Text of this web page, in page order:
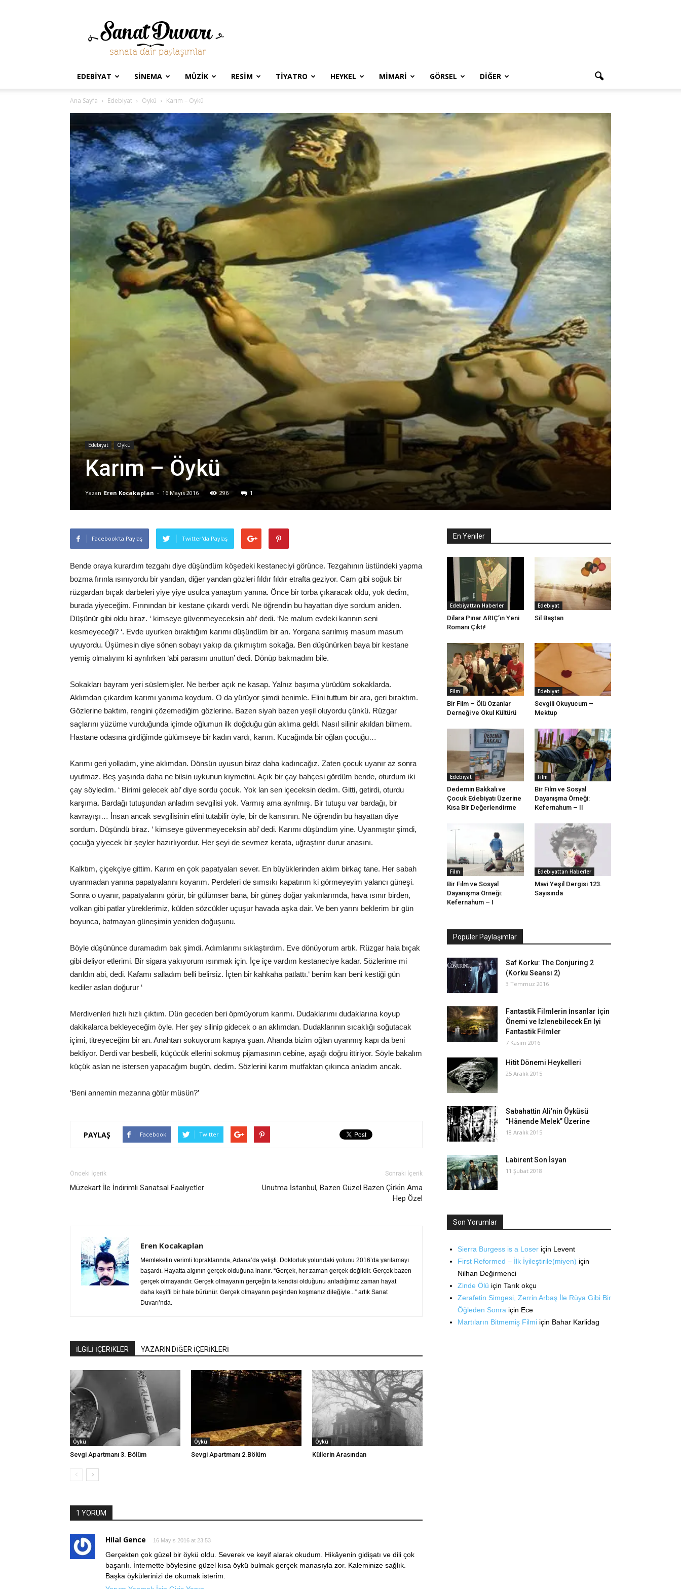
Sanat
Duvarı
EDEBIYAT SINEMA MÜZIK RESIM TIYATRO HEYKEL MIMARI GÖRSEL DIĞER
Ana Sayfa Edebiyat Öykü Karım – Öykü
Edebiyat Öykü
Karım – Öykü
Yazan Eren Kocakaplan - 16 Mayıs 2016 296 1
Facebook'ta Paylaş Twitter'da Paylaş
Bende oraya kurardım tezgahı diye düşündüm köşedeki kestaneciyi görünce. Tezgahının üstündeki yapma
bozma fırınla ısınıyordu bir yandan, diğer yandan gözleri fıldır fıldır etrafta geziyor. Cam gibi soğuk bir
rüzgardan bıçak darbeleri yiye yiye usulca yanaştım yanına. Önce bir torba çıkaracak oldu, yok dedim,
burada yiyeceğim. Fırınından bir kestane çıkardı verdi. Ne öğrendin bu hayattan diye sordum aniden.
Düşünür gibi oldu biraz. ‘ kimseye güvenmeyeceksin abi‘ dedi. ‘Ne malum evdeki karının seni
kesmeyeceği? ‘. Evde uyurken bıraktığım karımı düşündüm bir an. Yorgana sarılmış masum masum
uyuyordu. Üşümesin diye sönen sobayı yakıp da çıkmıştım sokağa. Ben düşünürken baya bir kestane
yemiş olmalıyım ki ayrılırken ‘abi parasını unuttun’ dedi. Dönüp bakmadım bile.
Sokakları bayram yeri süslemişler. Ne berber açık ne kasap. Yalnız başıma yürüdüm sokaklarda.
Aklımdan çıkardım karımı yanıma koydum. O da yürüyor şimdi benimle. Elini tuttum bir ara, geri bıraktım.
Gözlerine baktım, rengini çözemediğim gözlerine. Bazen siyah bazen yeşil oluyordu çünkü. Rüzgar
saçlarını yüzüme vurduğunda içimde oğlumun ilk doğduğu gün aklıma geldi. Nasıl silinir akıldan bilmem.
Hastane odasına girdiğimde gülümseye bir kadın vardı, karım. Kucağında bir oğlan çocuğu…
Karımı geri yolladım, yine aklımdan. Dönsün uyusun biraz daha kadıncağız. Zaten çocuk uyanır az sonra
uyutmaz. Beş yaşında daha ne bilsin uykunun kıymetini. Açık bir çay bahçesi gördüm bende, oturdum iki
çay söyledim. ‘ Birimi gelecek abi’ diye sordu çocuk. Yok lan sen içeceksin dedim. Gitti, getirdi, oturdu
karşıma. Bardağı tutuşundan anladım sevgilisi yok. Varmış ama ayrılmış. Bir tutuşu var bardağı, bir
kavrayışı… İnsan ancak sevgilisinin elini tutabilir öyle, bir de karısının. Ne öğrendin bu hayattan diye
sordum. Düşündü biraz. ‘ kimseye güvenmeyeceksin abi’ dedi. Karımı düşündüm yine. Uyanmıştır şimdi,
çocuğa yiyecek bir şeyler hazırlıyordur. Her şeyi de sevmez kerata, uğraştırır durur anasını.
Kalktım, çiçekçiye gittim. Karım en çok papatyaları sever. En büyüklerinden aldım birkaç tane. Her sabah
uyanmadan yanına papatyalarını koyarım. Perdeleri de sımsıkı kapatırım ki görmeyeyim yalancı güneşi.
Sonra o uyanır, papatyalarını görür, bir gülümser bana, bir güneş doğar yakınlarımda, hava ısınır birden,
volkan gibi patlar yüreklerimiz, külden sözcükler uçuşur havada aşka dair. Ve ben yarını beklerim bir gün
boyunca, batmayan güneşimin yeniden doğuşunu.
Böyle düşününce duramadım bak şimdi. Adımlarımı sıklaştırdım. Eve dönüyorum artık. Rüzgar hala bıçak
gibi deliyor etlerimi. Bir sigara yakıyorum ısınmak için. İçe içe vardım kestaneciye kadar. Sözlerime mi
darıldın abi, dedi. Kafamı salladım belli belirsiz. İçten bir kahkaha patlattı.‘ benim karı beni kestiği gün
kediler aslan doğurur ‘
Merdivenleri hızlı hızlı çıktım. Dün geceden beri öpmüyorum karımı. Dudaklarımı dudaklarına koyup
dakikalarca bekleyeceğim öyle. Her şey silinip gidecek o an aklımdan. Dudaklarının sıcaklığı soğutacak
içimi, titreyeceğim bir an. Anahtarı sokuyorum kapıya şuan. Ahanda bizim oğlan uyanmış kapı da beni
bekliyor. Derdi var besbelli, küçücük ellerini sokmuş pijamasının cebine, aşağı doğru ittiriyor. Söyle bakalım
küçük aslan ne istersen yapacağım bugün, dedim. Sözlerini karım mutfaktan çıkınca anladım ancak.
‘Beni annemin mezarına götür müsün?’
PAYLAŞ Facebook Twitter
Önceki İçerik
Müzekart İle İndirimli Sanatsal Faaliyetler
Sonraki İçerik
Unutma İstanbul, Bazen Güzel Bazen Çı̇rkı̇n Ama
Hep Özel
Eren Kocakaplan
Memleketin verimli topraklarında, Adana’da yetişti. Doktorluk yolundaki yolunu 2016’da yarılamayı
başardı. Hayatta algının gerçek olduğuna inanır. “Gerçek, her zaman gerçek değildir. Gerçek bazen
gerçek olmayandır. Gerçek olmayanın gerçeğin ta kendisi olduğunu anladığımız zaman hayat
daha keyifli bir hale bürünür. Gerçek olmayanın peşinden koşmanız dileğiyle...” artık Sanat
Duvarı’nda.
İLGİLİ İÇERİKLER YAZARIN DİĞER İÇERİKLERİ
Öykü
Sevgi Apartmanı 3. Bölüm
Öykü
Sevgi Apartmanı 2.Bölüm
Öykü
Küllerin Arasından
1 YORUM
Hilal Gence 16 Mayıs 2016 at 23:53
Gerçekten çok güzel bir öykü oldu. Severek ve keyif alarak okudum. Hikâyenin gidişatı ve dili çok
başarılı. İnternette böylesine güzel kısa öykü bulmak gerçek manasıyla zor. Kaleminize sağlık.
Başka öykülerinizi de okumak isterim.
En Yeniler
Edebiyattan Haberler
Dilara Pınar ARIÇ’ın Yeni
Romanı Çıktı!
Edebiyat
Sil Baştan
Film
Bir Film – Ölü Ozanlar
Derneği ve Okul Kültürü
Edebiyat
Sevgili Okuyucum –
Mektup
Edebiyat
Dedemin Bakkalı ve
Çocuk Edebiyatı Üzerine
Kısa Bir Değerlendirme
Film
Bir Film ve Sosyal
Dayanışma Örneği:
Kefernahum – II
Film
Bir Film ve Sosyal
Dayanışma Örneği:
Kefernahum – I
Edebiyattan Haberler
Mavi Yeşil Dergisi 123.
Sayısında
Popüler Paylaşımlar
Saf Korku: The Conjuring 2
(Korku Seansı 2)
3 Temmuz 2016
Fantastik Filmlerin İnsanlar İçin
Önemi ve İzlenebilecek En İyi
Fantastik Filmler
7 Kasım 2016
Hitit Dönemi Heykelleri
25 Aralık 2015
Sabahattin Ali’nin Öyküsü
“Hânende Melek” Üzerine
18 Aralık 2015
Labirent Son İsyan
11 Şubat 2018
Son Yorumlar
Sierra Burgess is a Loser için Levent
First Reformed – İlk İyileştirile(miyen) için
Nilhan Değirmenci
Zinde Ölü için Tarık okçu
Zerafetin Simgesi, Zerrin Arbaş İle Rüya Gibi Bir
Öğleden Sonra için Ece
Martıların Bitmemiş Filmi için Bahar Karlidag